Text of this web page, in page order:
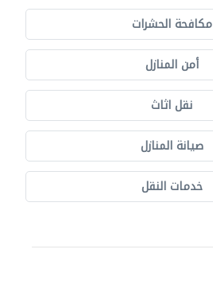
مكافحة الحشرات
أمن المنازل
نقل اثاث
صيانة المنازل
خدمات النقل